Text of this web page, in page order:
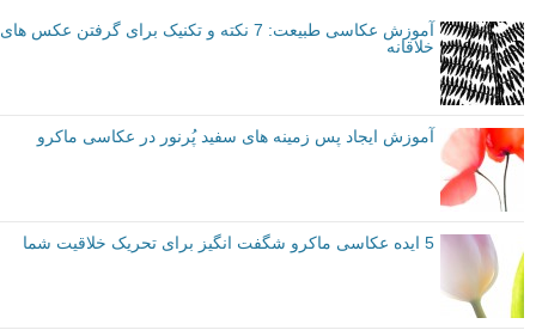
آموزش عکاسی طبیعت: 7 نکته و تکنیک برای گرفتن عکس های
خلاقانه
آموزش ایجاد پس زمینه های سفید پُرنور در عکاسی ماکرو
5 ایده عکاسی ماکرو شگفت انگیز برای تحریک خلاقیت شما